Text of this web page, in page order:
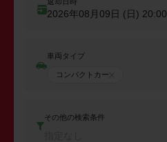
2026年08月09日 (日) 20:00
車両タイプ
コンパクトカー
その他の検索条件